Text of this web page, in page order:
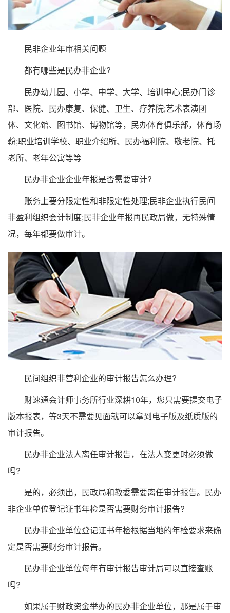
民非企业年审相关问题
都有哪些是民办非企业?
民办幼儿园、小学、中学、大学、培训中心;民办门诊
部、医院、民办康复、保健、卫生、疗养院;艺术表演团
体、文化馆、图书馆、博物馆等，民办体育俱乐部，体育场
鞥;职业培训学校、职业介绍所、民办福利院、敬老院、托
老所、老年公寓等等
民办非企业企业年报是否需要审计?
账务上要分限定性和非限定性处理;民非企业执行民间
非盈利组织会计制度;民非企业年报再民政局做，无特殊情
况，每年都要做审计。
民间组织非营利企业的审计报告怎么办理?
财速通会计师事务所行业深耕10年，您只需要提交电子
版本报表，等3天不需要见面就可以拿到电子版及纸质版的
审计报告。
民办非企业法人离任审计报告，在法人变更时必须做
吗?
是的，必须出，民政局和教委需要离任审计报告。民办
非企业单位登记证书年检是否需要财务审计报告?
民办非企业单位登记证书年检根据当地的年检要求来确
定是否需要财务审计报告。
民办非企业单位每年有审计报告审计局可以直接查账
吗?
如果属于财政资金举办的民办非企业单位，那是属于审